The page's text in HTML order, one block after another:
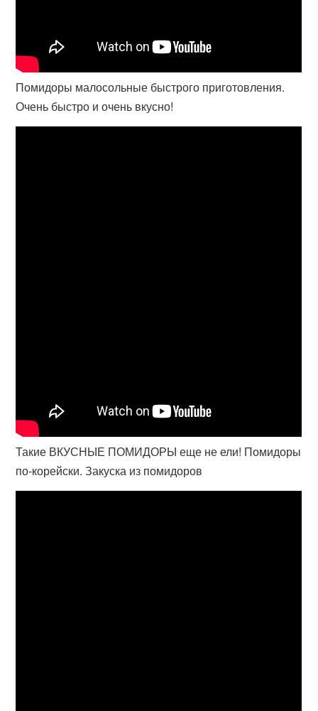
Помидоры малосольные быстрого приготовления.
Очень быстро и очень вкусно!
Такие ВКУСНЫЕ ПОМИДОРЫ еще не ели! Помидоры
по-корейски. Закуска из помидоров